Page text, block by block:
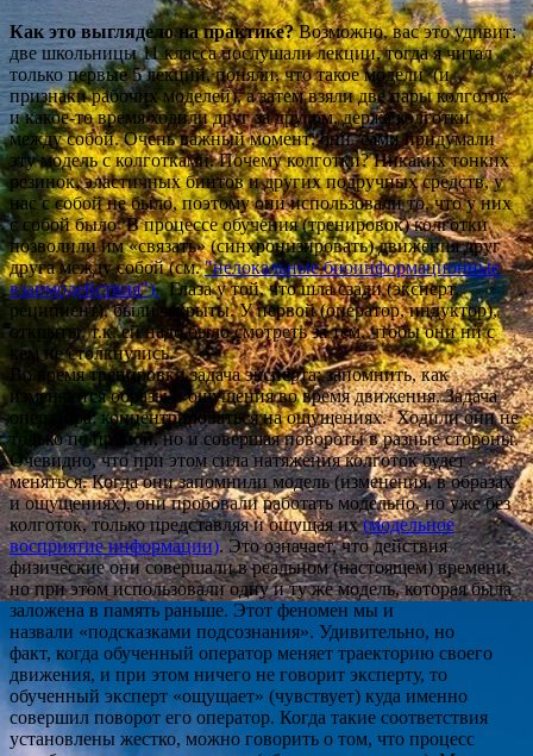
Как это выглядело на практике?Возможно, вас это удивит:
две школьницы 11 класса послушали лекции, тогда я читал
только первые 5 лекций, поняли, что такое модели (и
признаки рабочих моделей), а затем взяли две пары колготок
и какое-то время ходили друг за другом, держа колготки
между собой. Очень важный момент: они сами придумали
эту модель с колготками. Почему колготки? Никаких тонких
резинок, эластичных бинтов и других подручных средств, у
нас с собой не было, поэтому они использовали то, что у них
с собой было В процессе обучения (тренировок) колготки
позволили им «связать» (синхронизировать) движения друг
друга между собой (см."нелокальные биоинформационные
взаимодействия").Глаза у той, что шла сзади (эксперт,
реципиент), были закрыты. У первой (оператор, индуктор),
открыты, т.к. ей надо было смотреть за тем, чтобы они ни с
кем не столкнулись.
Во время тренировки задача эксперта: запомнить, как
изменяются образы и ощущения во время движения. Задача
оператора: концентрироваться на ощущениях. Ходили они не
только по прямой, но и совершая повороты в разные стороны.
Очевидно, что при этом сила натяжения колготок будет
меняться. Когда они запомнили модель (изменения, в образах
и ощущениях), они пробовали работать модельно, но уже без
колготок, только представляя и ощущая их(модельное
восприятие информации). Это означает, что действия
физические они совершали в реальном (настоящем) времени,
но при этом использовали одну и ту же модель, которая была
заложена в память раньше. Этот феномен мы и
назвали «подсказками подсознания». Удивительно, но
факт, когда обученный оператор меняет траекторию своего
движения, и при этом ничего не говорит эксперту, то
обученный эксперт «ощущает» (чувствует) куда именно
совершил поворот его оператор. Когда такие соответствия
установлены жестко, можно говорить о том, что процесс